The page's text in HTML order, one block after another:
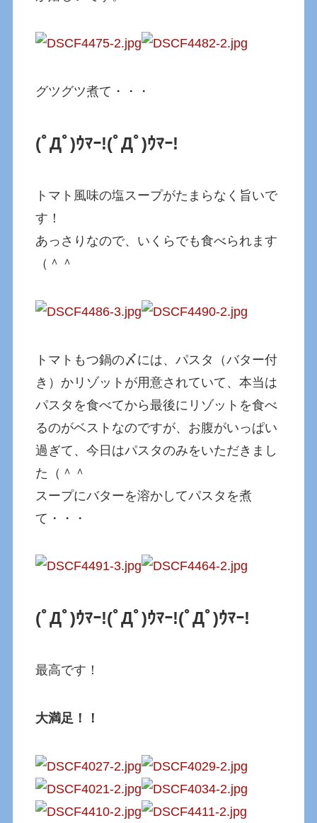
グツグツ煮て・・・
(ﾟДﾟ)ｳﾏｰ!(ﾟДﾟ)ｳﾏｰ!
トマト風味の塩スープがたまらなく旨いで
す！
あっさりなので、いくらでも食べられます
（＾＾
トマトもつ鍋の〆には、パスタ（バター付
き）かリゾットが用意されていて、本当は
パスタを食べてから最後にリゾットを食べ
るのがベストなのですが、お腹がいっぱい
過ぎて、今日はパスタのみをいただきまし
た（＾＾
スープにバターを溶かしてパスタを煮
て・・・
(ﾟДﾟ)ｳﾏｰ!(ﾟДﾟ)ｳﾏｰ!(ﾟДﾟ)ｳﾏｰ!
最高です！
大満足！！